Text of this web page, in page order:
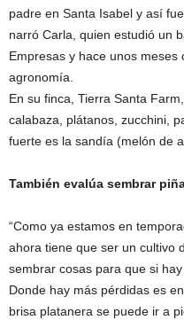
padre en Santa Isabel y así
narró Carla, quien estudió un
Empresas y hace unos
agronomía.
En su finca, Tierra Santa
calabaza, plátanos, zucchini,
fuerte es la sandía (melón de
También evalúa sembrar
“Como ya estamos en
ahora tiene que ser un cultivo
sembrar cosas para que si
Donde hay más pérdidas es
brisa platanera se puede ir a